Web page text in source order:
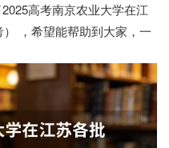
高考南京农业大学在江
，希望能帮助到大家，一